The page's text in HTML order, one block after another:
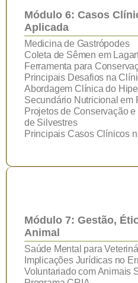
Módulo 6: Casos
Aplicada
Medicina de Gastrópodes
Coleta de Sêmen em
Ferramenta para
Principais Desafios na
Abordagem Clínica do
Secundário Nutricional em
Projetos de Conservação
de Silvestres
Principais Casos Clínicos
Módulo 7: Gestão,
Animal
Saúde Mental para
Implicações Jurídicas no
Voluntariado com Animais